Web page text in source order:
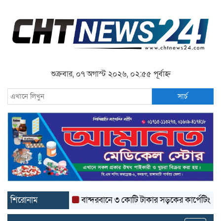
শুক্রবার, ০৭ অগাস্ট ২০২৬, ০২:৫৫ পূর্বাহ্ন
সার্চ
শিরোনাম বান্দরবানে ৩ কোটি টাকার সড়কের কার্পেটিং উঠে